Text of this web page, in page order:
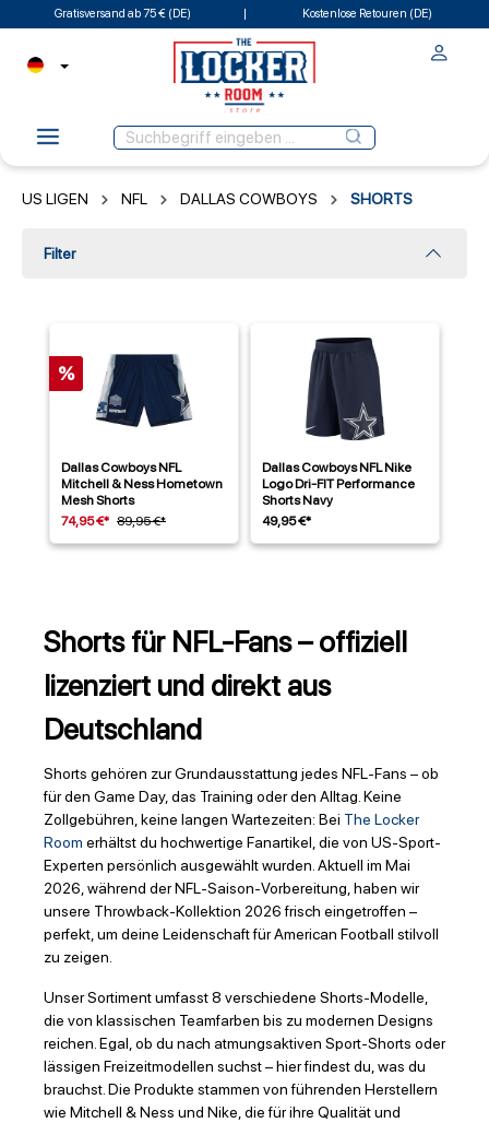
Gratisversand ab 75 € (DE) Kostenlose Retouren (DE)
US LIGEN NFL DALLAS COWBOYS SHORTS
Filter
%
Dallas Cowboys NFL
Mitchell & Ness Hometown
Mesh Shorts
74,95 €* 89,95 €*
Dallas Cowboys NFL Nike
Logo Dri-FIT Performance
Shorts Navy
49,95 €*
Shorts für NFL-Fans – offiziell
lizenziert und direkt aus
Deutschland
Shorts gehören zur Grundausstattung jedes NFL-Fans – ob
für den Game Day, das Training oder den Alltag. Keine
Zollgebühren, keine langen Wartezeiten: Bei The Locker
Room erhältst du hochwertige Fanartikel, die von US-Sport-
Experten persönlich ausgewählt wurden. Aktuell im Mai
2026, während der NFL-Saison-Vorbereitung, haben wir
unsere Throwback-Kollektion 2026 frisch eingetroffen –
perfekt, um deine Leidenschaft für American Football stilvoll
zu zeigen.
Unser Sortiment umfasst 8 verschiedene Shorts-Modelle,
die von klassischen Teamfarben bis zu modernen Designs
reichen. Egal, ob du nach atmungsaktiven Sport-Shorts oder
lässigen Freizeitmodellen suchst – hier findest du, was du
brauchst. Die Produkte stammen von führenden Herstellern
wie Mitchell & Ness und Nike, die für ihre Qualität und